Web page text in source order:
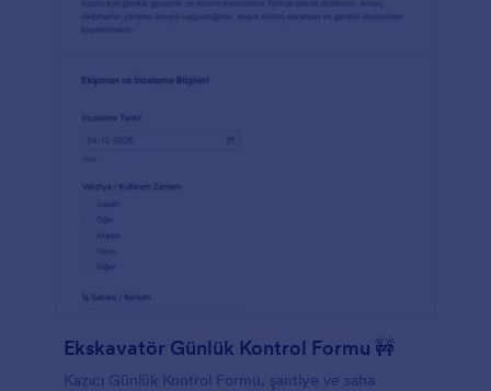
Ekskavatör Günlük Kontrol Formu 🚧
Kazıcı Günlük Kontrol Formu, şantiye ve saha